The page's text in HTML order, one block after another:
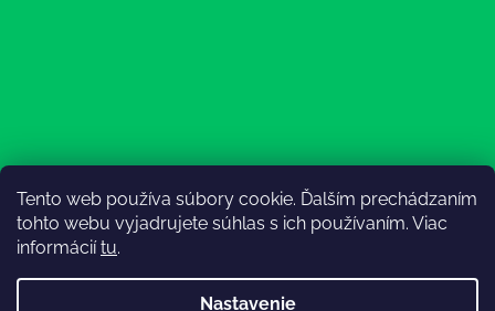
Tento web používa súbory cookie. Ďalším prechádzaním
tohto webu vyjadrujete súhlas s ich používaním. Viac
informáciítu.
Nastavenie
Sledovať na Instagrame